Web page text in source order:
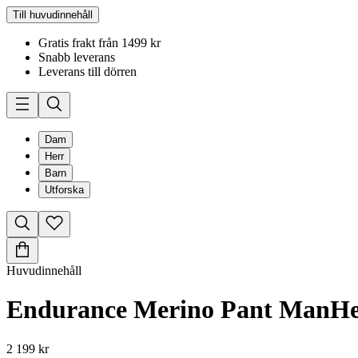
Till huvudinnehåll
Gratis frakt från 1499 kr
Snabb leverans
Leverans till dörren
Dam
Herr
Barn
Utforska
Huvudinnehåll
Endurance Merino Pant Man
2 199 kr